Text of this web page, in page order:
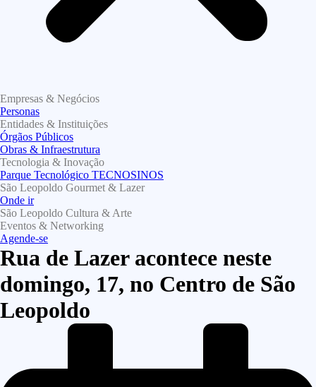
Empresas & Negócios
Personas
Entidades & Instituições
Órgãos Públicos
Obras & Infraestrutura
Tecnologia & Inovação
Parque Tecnológico TECNOSINOS
São Leopoldo Gourmet & Lazer
Onde ir
São Leopoldo Cultura & Arte
Eventos & Networking
Agende-se
Rua de Lazer acontece neste
domingo, 17, no Centro de São
Leopoldo